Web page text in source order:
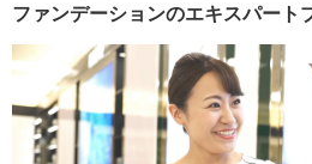
ファンデーションのエキスパート